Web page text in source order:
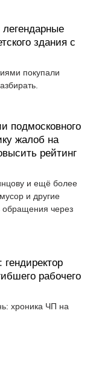
легендарные
здания с
покупали
подмосковного
жалоб на
рейтинг
и ещё более
и другие
обращения через
гендиректор
рабочего
хроника ЧП на